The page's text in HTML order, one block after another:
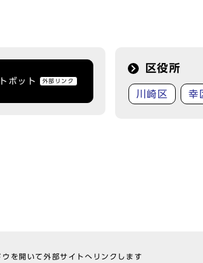
ボット 外部リンク
区役所
川崎区 幸
を開いて外部サイトへリンクします